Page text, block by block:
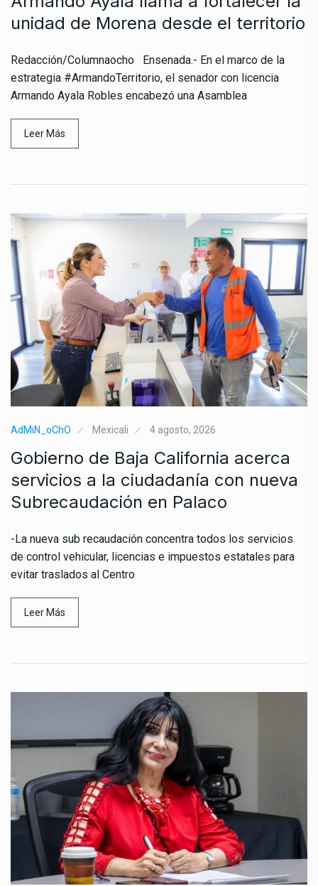
unidad de Morena desde el territorio
Redacción/Columnaocho Ensenada.- En el marco de la
estrategia #ArmandoTerritorio, el senador con licencia
Armando Ayala Robles encabezó una Asamblea
Leer Más
AdMiN_oChO Mexicali 4 agosto, 2026
Gobierno de Baja California acerca
servicios a la ciudadanía con nueva
Subrecaudación en Palaco
-La nueva sub recaudación concentra todos los servicios
de control vehicular, licencias e impuestos estatales para
evitar traslados al Centro
Leer Más